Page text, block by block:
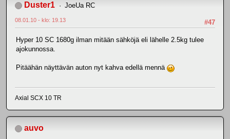
Duster1 JoeUa RC
#47
08.01.10 - klo: 19.13
Hyper 10 SC 1680g ilman mitään sähköjä eli lähelle 2.5kg tulee
ajokunnossa.
Pitäähän näyttävän auton nyt kahva edellä mennä
Axial SCX 10 TR
auvo